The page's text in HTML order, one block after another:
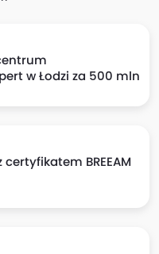
w Łodzi za 500 mln
BREEAM